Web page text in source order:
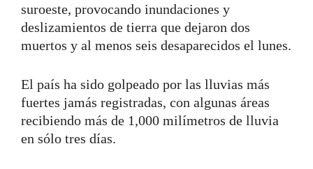
suroeste, provocando inundaciones y
deslizamientos de tierra que dejaron dos
muertos y al menos seis desaparecidos el lunes.
El país ha sido golpeado por las lluvias más
fuertes jamás registradas, con algunas áreas
recibiendo más de 1,000 milímetros de lluvia
en sólo tres días.